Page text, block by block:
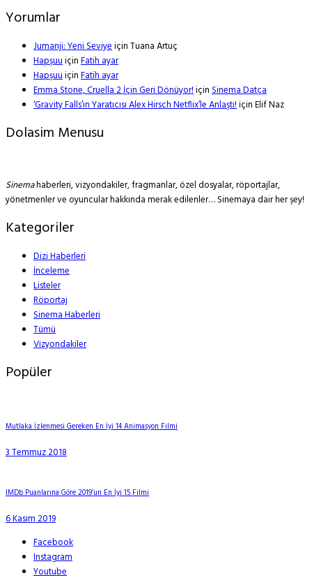
Yorumlar
Jumanji: Yeni SeviyeiçinTuana Artuç
HapşuuiçinFatih ayar
HapşuuiçinFatih ayar
Emma Stone, Cruella 2 İçin Geri Dönüyor!içinSinema Datça
‘Gravity Falls’ın Yaratıcısı Alex Hirsch Netflix’le Anlaştı!içinElif Naz
Dolasim Menusu
Sinemahaberleri, vizyondakiler, fragmanlar, özel dosyalar, röportajlar,
yönetmenler ve oyuncular hakkında merak edilenler… Sinemaya dair her şey!
Kategoriler
Dizi Haberleri
İnceleme
Listeler
Röportaj
Sinema Haberleri
Tümü
Vizyondakiler
Popüler
Mutlaka İzlenmesi Gereken En İyi 14 Animasyon Filmi
3 Temmuz 2018
IMDb Puanlarına Göre 2019’un En İyi 15 Filmi
6 Kasım 2019
Facebook
Instagram
Youtube